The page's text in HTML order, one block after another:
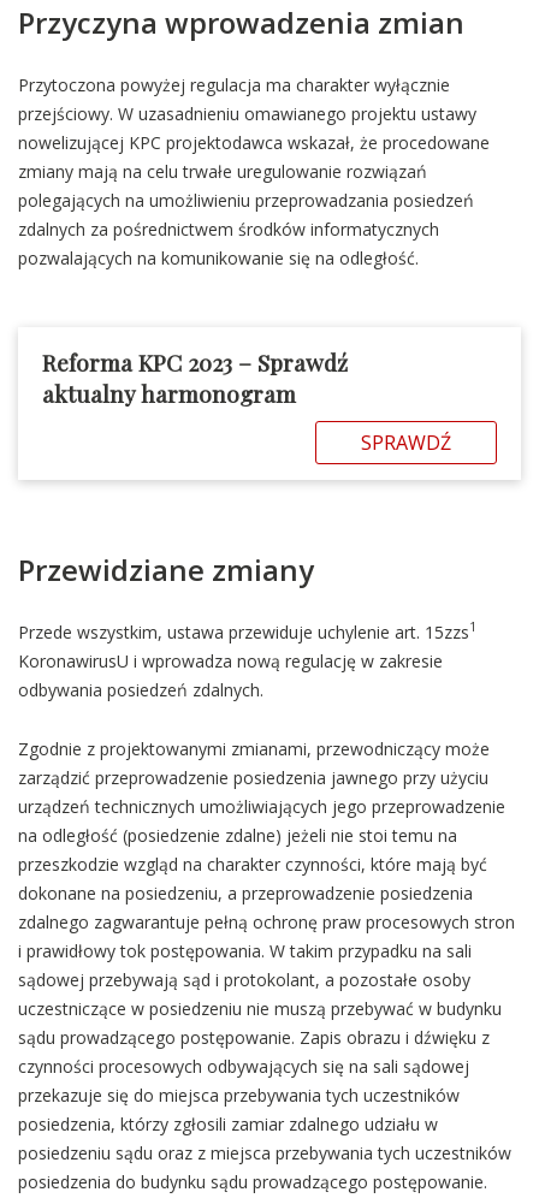
Przyczyna wprowadzenia zmian
Przytoczona powyżej regulacja ma charakter wyłącznie
przejściowy. W uzasadnieniu omawianego projektu ustawy
nowelizującej KPC projektodawca wskazał, że procedowane
zmiany mają na celu trwałe uregulowanie rozwiązań
polegających na umożliwieniu przeprowadzania posiedzeń
zdalnych za pośrednictwem środków informatycznych
pozwalających na komunikowanie się na odległość.
Reforma KPC 2023 – Sprawdź
aktualny harmonogram
SPRAWDŹ
Przewidziane zmiany
Przede wszystkim, ustawa przewiduje uchylenie art. 15zzs1
KoronawirusU i wprowadza nową regulację w zakresie
odbywania posiedzeń zdalnych.
Zgodnie z projektowanymi zmianami, przewodniczący może
zarządzić przeprowadzenie posiedzenia jawnego przy użyciu
urządzeń technicznych umożliwiających jego przeprowadzenie
na odległość (posiedzenie zdalne) jeżeli nie stoi temu na
przeszkodzie wzgląd na charakter czynności, które mają być
dokonane na posiedzeniu, a przeprowadzenie posiedzenia
zdalnego zagwarantuje pełną ochronę praw procesowych stron
i prawidłowy tok postępowania. W takim przypadku na sali
sądowej przebywają sąd i protokolant, a pozostałe osoby
uczestniczące w posiedzeniu nie muszą przebywać w budynku
sądu prowadzącego postępowanie. Zapis obrazu i dźwięku z
czynności procesowych odbywających się na sali sądowej
przekazuje się do miejsca przebywania tych uczestników
posiedzenia, którzy zgłosili zamiar zdalnego udziału w
posiedzeniu sądu oraz z miejsca przebywania tych uczestników
posiedzenia do budynku sądu prowadzącego postępowanie.